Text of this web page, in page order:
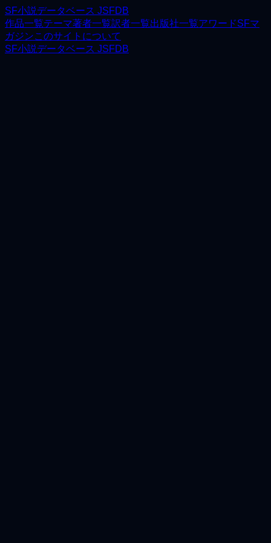
SF小説データベース JSFDB
作品一覧テーマ著者一覧訳者一覧出版社一覧アワードSFマ
ガジンこのサイトについて
SF小説データベース JSFDB